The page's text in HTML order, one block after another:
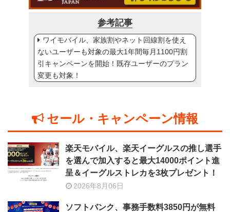
参考記事
ワイモバイル、家族割やネット回線割を使え
ないユーザーも対象の最大1年間毎月1100円割
引キャンペーンを開始！既存ユーザーのプラン
変更も対象！
セール・キャンペーン情報
楽天モバイル、楽天イーグルスの推し選手
を選んで加入すると最大14000ポイント進
呈＆イーグルストレカを3枚プレゼント！
2026年8月06日
ソフトバンク、事務手数料3850円が無料